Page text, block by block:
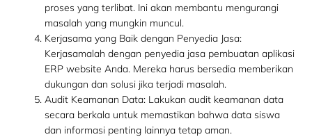
proses yang terlibat. Ini akan membantu mengurangi
masalah yang mungkin muncul.
Kerjasama yang Baik dengan Penyedia Jasa:
Kerjasamalah dengan penyedia jasa pembuatan aplikasi
ERP website Anda. Mereka harus bersedia memberikan
dukungan dan solusi jika terjadi masalah.
Audit Keamanan Data: Lakukan audit keamanan data
secara berkala untuk memastikan bahwa data siswa
dan informasi penting lainnya tetap aman.